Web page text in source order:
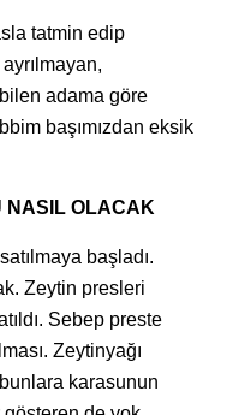
tatmin edip
adama göre
başımızdan eksik
NASIL OLACAK
başladı.
Zeytin presleri
Sebep preste
Zeytinyağı
karasunun